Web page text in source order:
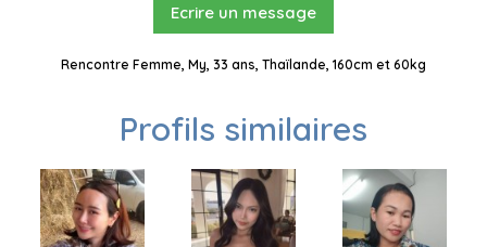
Ecrire un message
Rencontre Femme, My, 33 ans, Thaïlande, 160cm et 60kg
Profils similaires